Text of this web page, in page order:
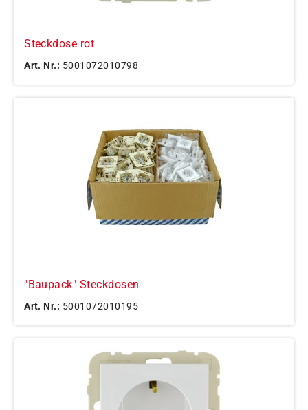
Steckdose rot
Art. Nr.: 5001072010798
"Baupack" Steckdosen
Art. Nr.: 5001072010195